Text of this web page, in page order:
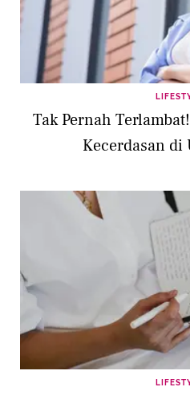
Tak Pernah
Kecerdasan di